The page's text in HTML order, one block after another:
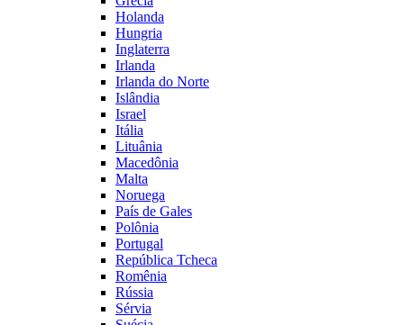
Holanda
Hungria
Inglaterra
Irlanda
Irlanda do Norte
Islândia
Israel
Itália
Lituânia
Macedônia
Malta
Noruega
País de Gales
Polônia
Portugal
República Tcheca
Romênia
Rússia
Sérvia